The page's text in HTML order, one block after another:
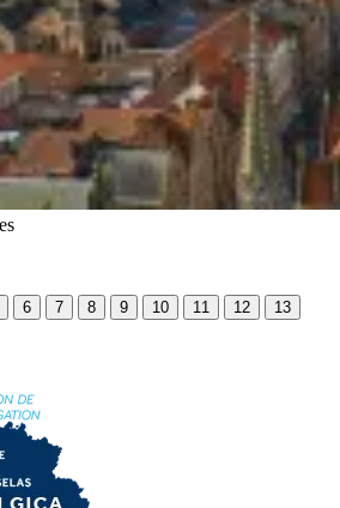
6 7 8 9 10 11 12 13